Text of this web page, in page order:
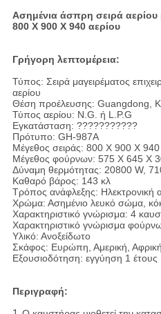
Ασημένια άσπρη σειρά
800 X 900 X 940 αερίου
Γρήγορη λεπτομέρεια:
Τύπος: Σειρά μαγειρέματος
αερίου
Θέση προέλευσης: Guangdong,
Τύπος αερίου: N.G. ή L.P.G
Εγκατάσταση: ???????????
Πρότυπο: GH-987A
Μέγεθος σειράς: 800 X 900 X 940
Μέγεθος φούρνων: 575 X 645 X
Δύναμη θερμότητας: 20800 W,
Καθαρό βάρος: 143 κλ
Τρόπος ανάφλεξης: Ηλεκτρονική
Χρώμα: Ασημένιο λευκό σώμα,
Χαρακτηριστικό γνώρισμα: 4
Χαρακτηριστικό γνώρισμα
Υλικό: Ανοξείδωτο
Σκάφος: Ευρώπη, Αμερική,
Εξουσιοδότηση: εγγύηση 1 έτους
Περιγραφή: